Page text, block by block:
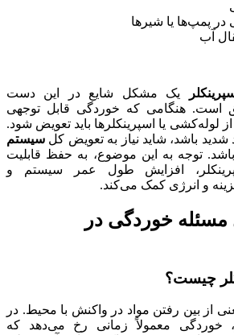
در پمپ‌ها یا شیرها
آب
یک مشکل شایع در این دست
است. هنگامی که خوردگی قابل توجهی
لوله‌کشی یا اسپرینکلرها باید تعویض شود.
باشد، شاید نیاز به تعویض کل سیستم
باشد. توجه به این موضوع، به حفظ قابلیت
افزایش طول عمر سیستم و
و انرژی کمک می‌کند.
مسئله خوردگی در
چیست؟
از بین رفتن مواد در واکنش با محیط. در
خوردگی معمولاً زمانی رخ می‌دهد که